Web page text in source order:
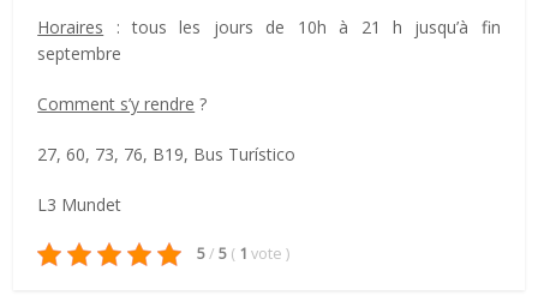
Horaires : tous les jours de 10h à 21 h jusqu’à fin
septembre
Comment s’y rendre ?
27, 60, 73, 76, B19, Bus Turístico
L3 Mundet
5/ 5 ( 1 vote )